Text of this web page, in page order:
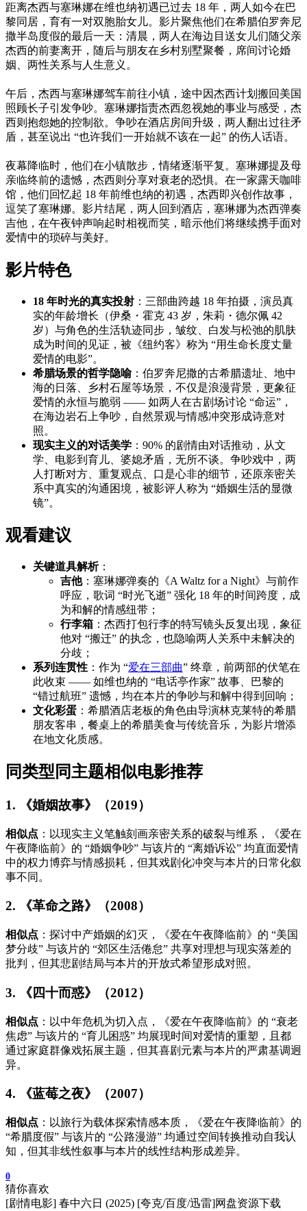
距离杰西与塞琳娜在维也纳初遇已过去 18 年，两人如今在巴
黎同居，育有一对双胞胎女儿。影片聚焦他们在希腊伯罗奔尼
撒半岛度假的最后一天：清晨，两人在海边目送女儿们随父亲
杰西的前妻离开，随后与朋友在乡村别墅聚餐，席间讨论婚
姻、两性关系与人生意义。
午后，杰西与塞琳娜驾车前往小镇，途中因杰西计划搬回美国
照顾长子引发争吵。塞琳娜指责杰西忽视她的事业与感受，杰
西则抱怨她的控制欲。争吵在酒店房间升级，两人翻出过往矛
盾，甚至说出 “也许我们一开始就不该在一起” 的伤人话语。
夜幕降临时，他们在小镇散步，情绪逐渐平复。塞琳娜提及母
亲临终前的遗憾，杰西则分享对衰老的恐惧。在一家露天咖啡
馆，他们回忆起 18 年前维也纳的初遇，杰西即兴创作故事，
逗笑了塞琳娜。影片结尾，两人回到酒店，塞琳娜为杰西弹奏
吉他，在午夜钟声响起时相视而笑，暗示他们将继续携手面对
爱情中的琐碎与美好。
影片特色
18 年时光的真实投射 ：三部曲跨越 18 年拍摄，演员真
实的年龄增长（伊桑・霍克 43 岁，朱莉・德尔佩 42
岁）与角色的生活轨迹同步，皱纹、白发与松弛的肌肤
成为时间的见证，被《纽约客》称为 “用生命长度丈量
爱情的电影”。
希腊场景的哲学隐喻：伯罗奔尼撒的古希腊遗址、地中
海的日落、乡村石屋等场景，不仅是浪漫背景，更象征
爱情的永恒与脆弱 —— 如两人在古剧场讨论 “命运”，
在海边岩石上争吵，自然景观与情感冲突形成诗意对
照。
现实主义的对话美学 ：90% 的剧情由对话推动，从文
学、电影到育儿、婆媳矛盾，无所不谈。争吵戏中，两
人打断对方、重复观点、口是心非的细节，还原亲密关
系中真实的沟通困境，被影评人称为 “婚姻生活的显微
镜”。
观看建议
关键道具解析：
吉他：塞琳娜弹奏的《A Waltz for a Night》与前作
呼应，歌词 “时光飞逝” 强化 18 年的时间跨度，成
为和解的情感纽带；
行李箱 ：杰西打包行李的特写镜头反复出现，象征
他对 “搬迁” 的执念，也隐喻两人关系中未解决的
分歧；
系列连贯性 ：作为 “爱在三部曲” 终章，前两部的伏笔在
此收束 —— 如维也纳的 “电话亭作家” 故事、巴黎的
“错过航班” 遗憾，均在本片的争吵与和解中得到回响；
文化彩蛋 ：希腊酒店老板的角色由导演林克莱特的希腊
朋友客串，餐桌上的希腊美食与传统音乐，为影片增添
在地文化质感。
同类型同主题相似电影推荐
1. 《婚姻故事》（2019）
相似点 ：以现实主义笔触刻画亲密关系的破裂与维系，《爱在
午夜降临前》的 “婚姻争吵” 与该片的 “离婚诉讼” 均直面爱情
中的权力博弈与情感损耗，但其戏剧化冲突与本片的日常化叙
事不同。
2. 《革命之路》（2008）
相似点 ：探讨中产婚姻的幻灭，《爱在午夜降临前》的 “美国
梦分歧” 与该片的 “郊区生活倦怠” 共享对理想与现实落差的
批判，但其悲剧结局与本片的开放式希望形成对照。
3. 《四十而惑》（2012）
相似点 ：以中年危机为切入点，《爱在午夜降临前》的 “衰老
焦虑” 与该片的 “育儿困惑” 均展现时间对爱情的重塑，且都
通过家庭群像戏拓展主题，但其喜剧元素与本片的严肃基调迥
异。
4. 《蓝莓之夜》（2007）
相似点 ：以旅行为载体探索情感本质，《爱在午夜降临前》的
“希腊度假” 与该片的 “公路漫游” 均通过空间转换推动自我认
知，但其非线性叙事与本片的线性结构形成差异。
0
猜你喜欢
[剧情电影] 春中六日 (2025) [夸克/百度/迅雷]网盘资源下载